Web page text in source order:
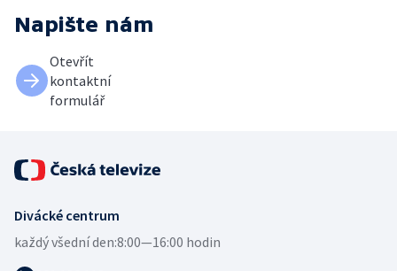
Napište nám
Otevřít
kontaktní
formulář
Divácké centrum
každý všední den:8:00—16:00 hodin